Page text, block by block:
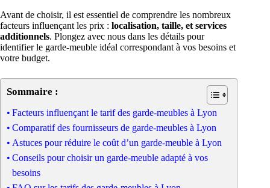
Avant de choisir, il est essentiel de comprendre les nombreux
facteurs influençant les prix : localisation, taille, et services
additionnels. Plongez avec nous dans les détails pour
identifier le garde-meuble idéal correspondant à vos besoins et
votre budget.
Sommaire :
Facteurs influençant le tarif des garde-meubles à Lyon
Comparatif des fournisseurs de garde-meubles à Lyon
Astuces pour réduire le coût d’un garde-meuble à Lyon
Conseils pour choisir un garde-meuble adapté à vos
besoins